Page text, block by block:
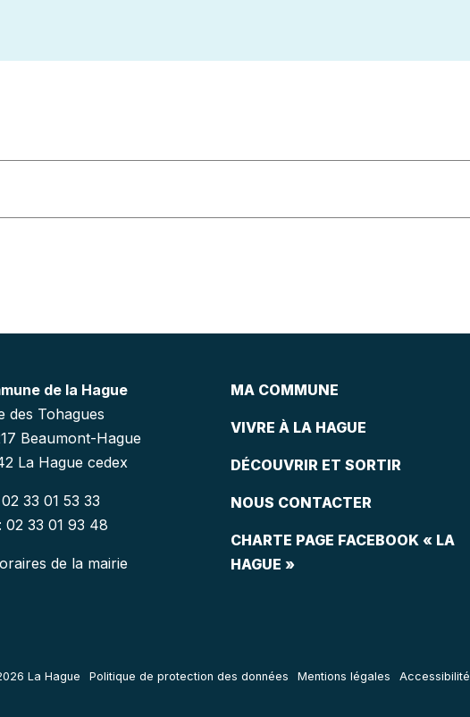
de la Hague
des Tohagues
Beaumont-Hague
La Hague cedex
33 01 53 33
02 33 01 93 48
de la mairie
MA COMMUNE
VIVRE À LA HAGUE
DÉCOUVRIR ET SORTIR
NOUS CONTACTER
CHARTE PAGE FACEBOOK « LA
HAGUE »
La Hague Politique de protection des données Mentions légales Accessibilité